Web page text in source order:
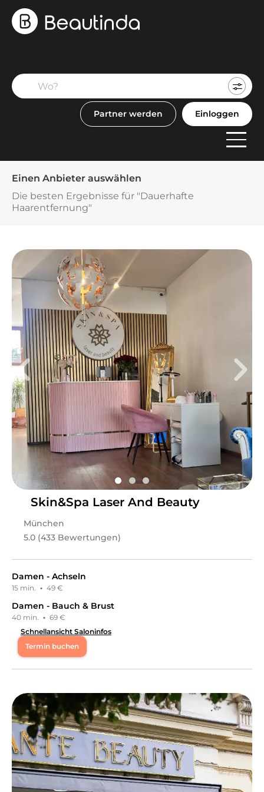
Partner werden Einloggen
Einen Anbieter auswählen
Die besten Ergebnisse für "Dauerhafte
Haarentfernung"
Skin&Spa Laser And Beauty
München
5.0 (433 Bewertungen)
Damen - Achseln
15 min. · 49 €
Damen - Bauch & Brust
40 min. · 69 €
Schnellansicht Saloninfos
Termin buchen
Mo 09:30 - 18:00
Di 09:30 - 19:00
Mi 09:30 - 19:00
Do 09:30 - 19:00
Fr 09:30 - 18:00